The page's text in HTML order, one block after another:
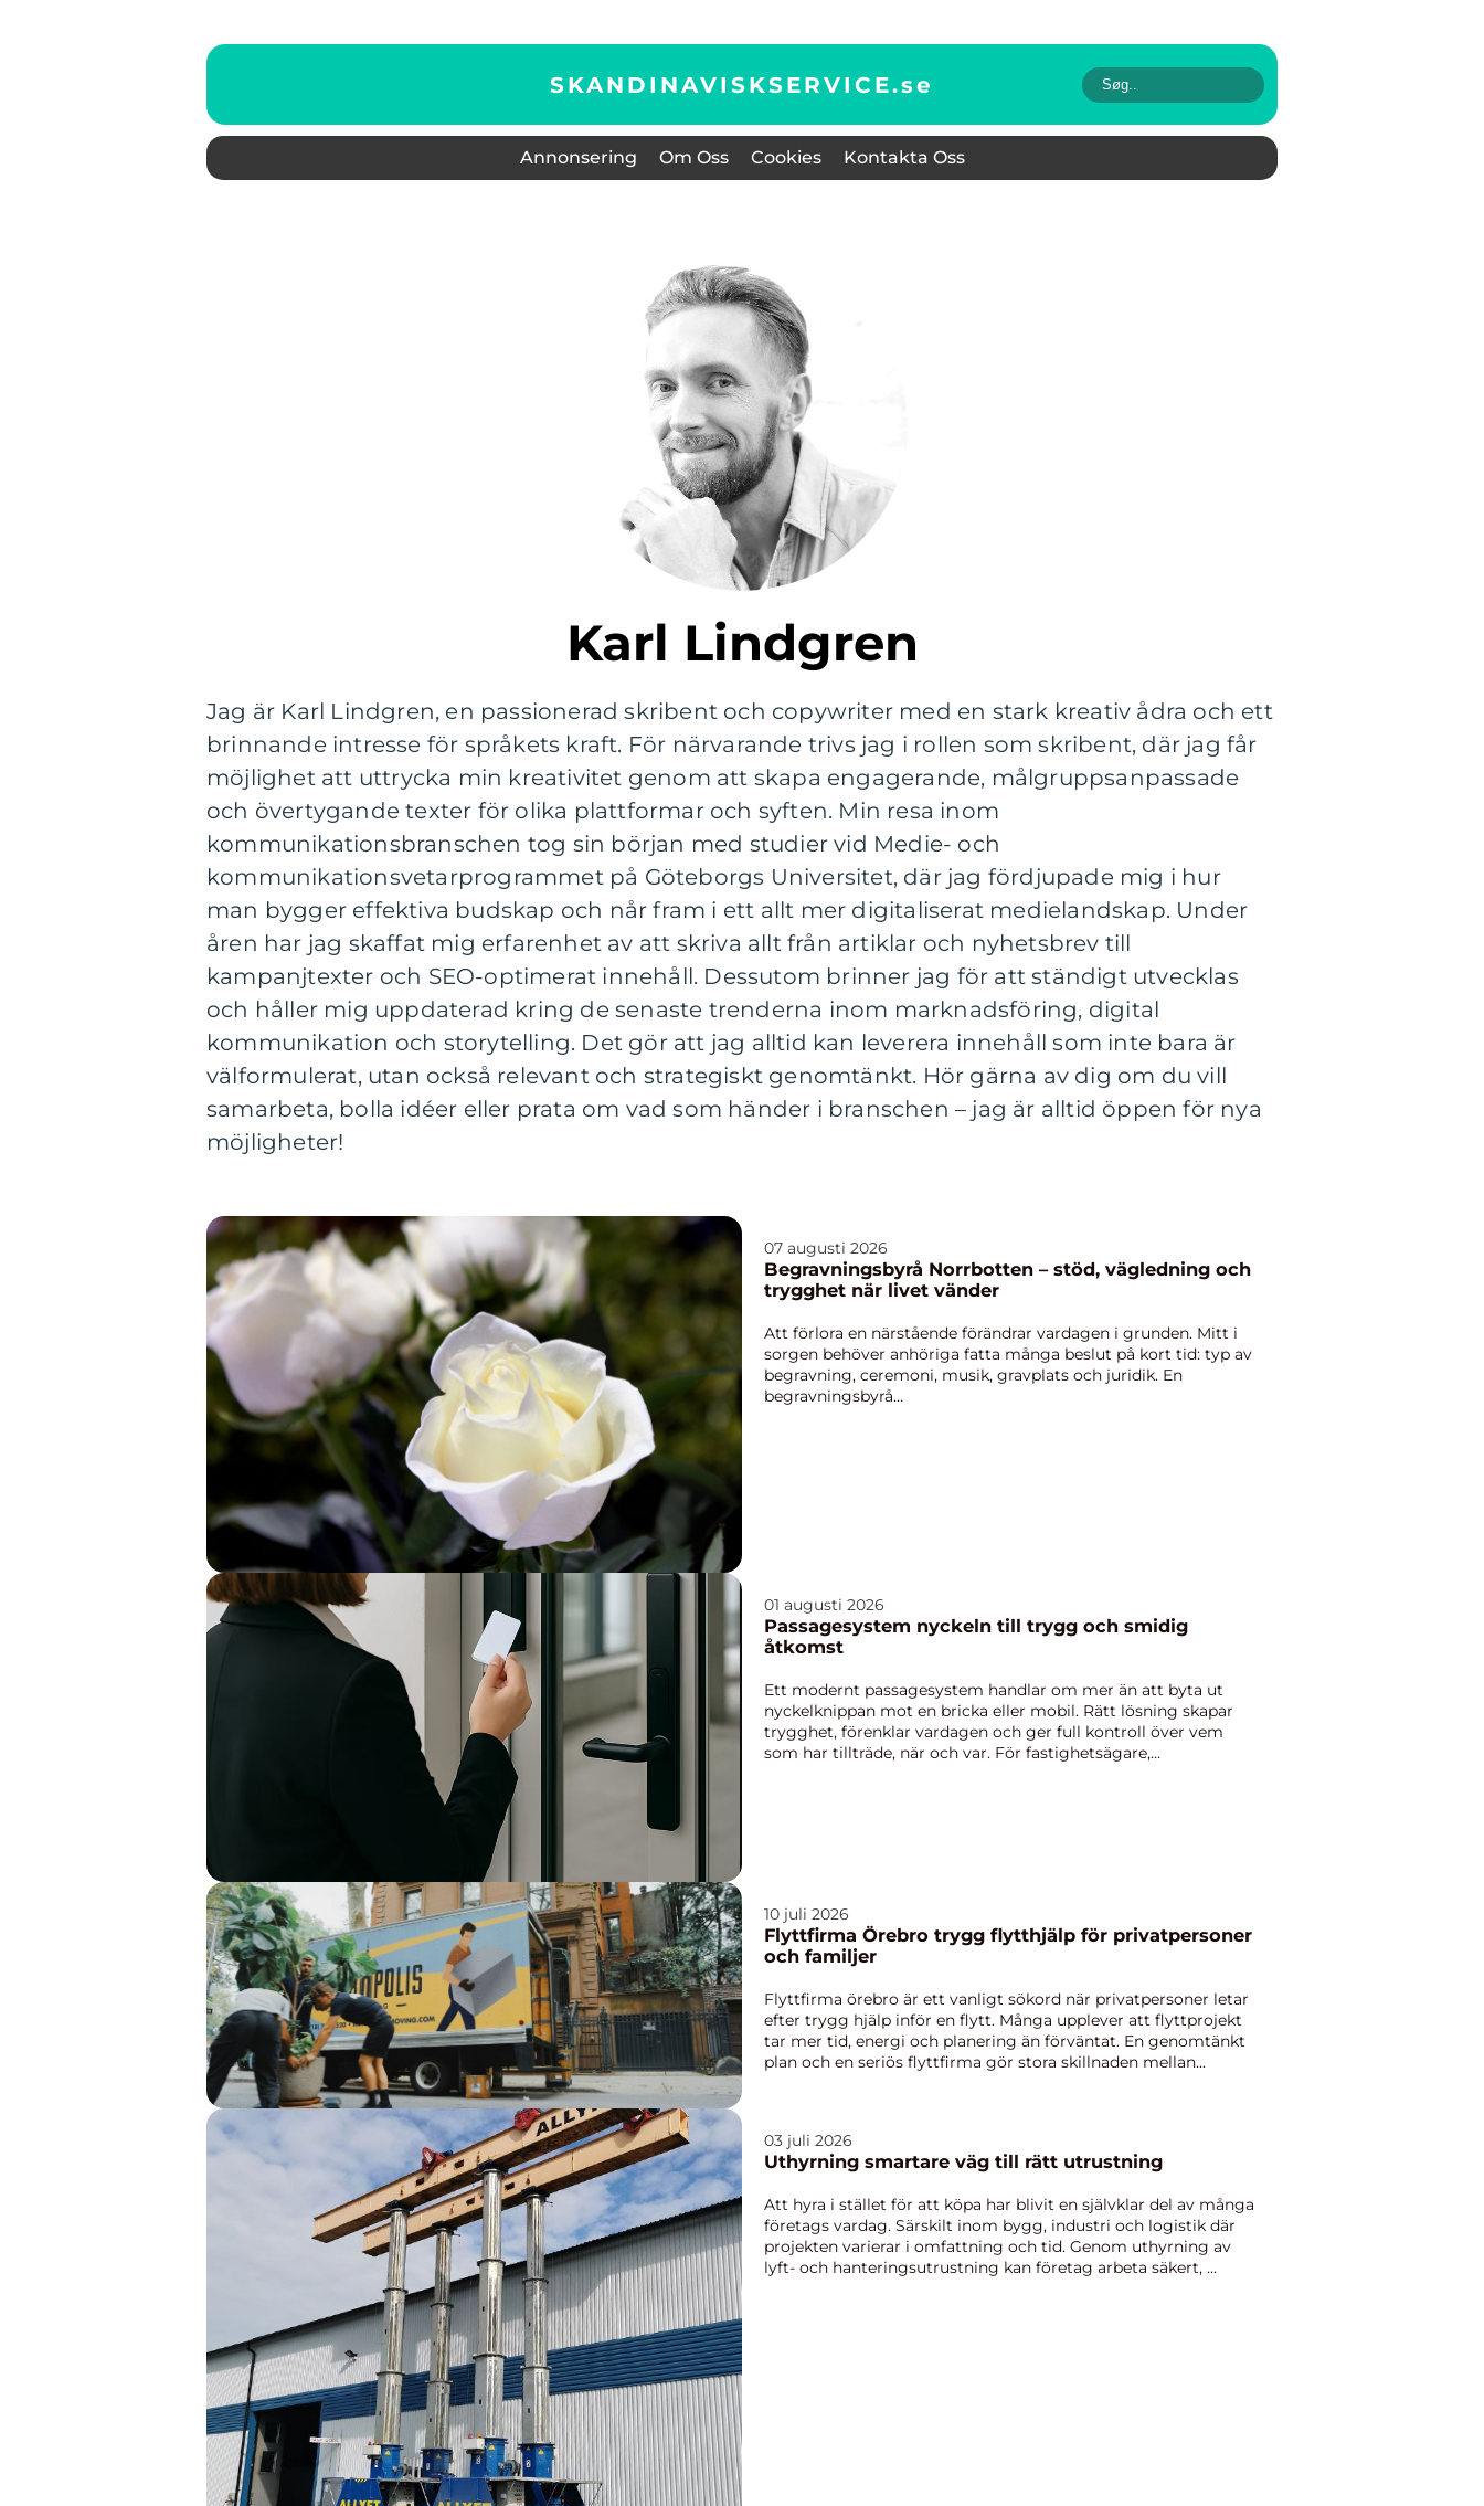
SKANDINAVISKSERVICE.se
Annonsering Om Oss Cookies Kontakta Oss
Karl Lindgren
Jag är Karl Lindgren, en passionerad skribent och copywriter med en stark kreativ ådra och ett
brinnande intresse för språkets kraft. För närvarande trivs jag i rollen som skribent, där jag får
möjlighet att uttrycka min kreativitet genom att skapa engagerande, målgruppsanpassade
och övertygande texter för olika plattformar och syften. Min resa inom
kommunikationsbranschen tog sin början med studier vid Medie- och
kommunikationsvetarprogrammet på Göteborgs Universitet, där jag fördjupade mig i hur
man bygger effektiva budskap och når fram i ett allt mer digitaliserat medielandskap. Under
åren har jag skaffat mig erfarenhet av att skriva allt från artiklar och nyhetsbrev till
kampanjtexter och SEO-optimerat innehåll. Dessutom brinner jag för att ständigt utvecklas
och håller mig uppdaterad kring de senaste trenderna inom marknadsföring, digital
kommunikation och storytelling. Det gör att jag alltid kan leverera innehåll som inte bara är
välformulerat, utan också relevant och strategiskt genomtänkt. Hör gärna av dig om du vill
samarbeta, bolla idéer eller prata om vad som händer i branschen – jag är alltid öppen för nya
möjligheter!
07 augusti 2026
Begravningsbyrå Norrbotten – stöd, vägledning och
trygghet när livet vänder
Att förlora en närstående förändrar vardagen i grunden. Mitt i
sorgen behöver anhöriga fatta många beslut på kort tid: typ av
begravning, ceremoni, musik, gravplats och juridik. En
begravningsbyrå...
01 augusti 2026
Passagesystem nyckeln till trygg och smidig
åtkomst
Ett modernt passagesystem handlar om mer än att byta ut
nyckelknippan mot en bricka eller mobil. Rätt lösning skapar
trygghet, förenklar vardagen och ger full kontroll över vem
som har tillträde, när och var. För fastighetsägare,
10 juli 2026
Flyttfirma Örebro trygg flytthjälp för privatpersoner
och familjer
Flyttfirma örebro är ett vanligt sökord när privatpersoner letar
efter trygg hjälp inför en flytt. Många upplever att flyttprojekt
tar mer tid, energi och planering än förväntat. En genomtänkt
plan och en seriös flyttfirma gör stora skillnaden mellan...
03 juli 2026
Uthyrning smartare väg till rätt utrustning
Att hyra i stället för att köpa har blivit en självklar del av många
företags vardag. Särskilt inom bygg, industri och logistik där
projekten varierar i omfattning och tid. Genom uthyrning av
lyft- och hanteringsutrustning kan företag arbeta säkert, ...